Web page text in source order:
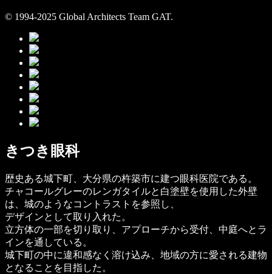
© 1994-2025 Global Architects Team GAT.
きつき眼科
歴史ある城下町、大分県の杵築市に建つ眼科医院である。
チャコールグレーのレンガタイルと白塗壁を使用した外壁
は、城のようなコントラストを参照し、
デザインとして取り入れた。
立方体の一部を切り取り、アプローチから受付、中庭へとラ
インを通している。
城下町の中に違和感なく溶け込み、地域の方に愛される建物
となることを目指した。